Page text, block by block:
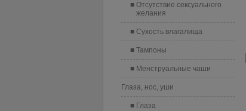
Отсутствие сексуального
желания
Сухость влагалища
Тампоны
Менструальные чаши
Глаза, нос, уши
Глаза